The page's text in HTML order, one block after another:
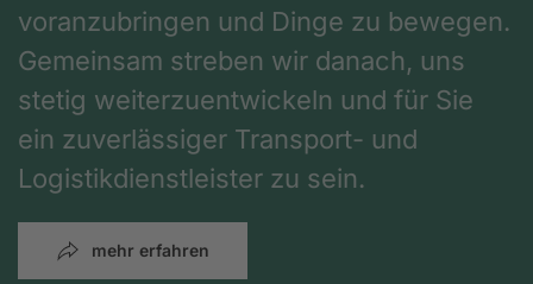
voranzubringen und Dinge zu bewegen.
Gemeinsam streben wir danach, uns
stetig weiterzuentwickeln und für Sie
ein zuverlässiger Transport- und
Logistikdienstleister zu sein.
mehr erfahren